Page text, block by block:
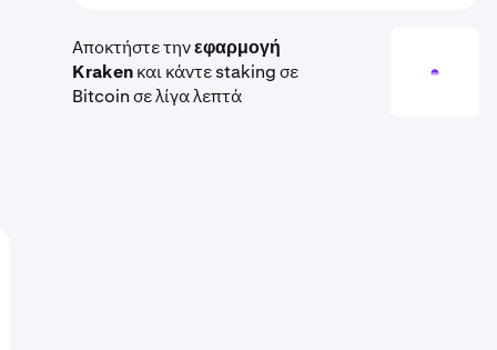
Αποκτήστε τηνεφαρμογή
Krakenκαι κάντε staking σε
Bitcoin σε λίγα λεπτά